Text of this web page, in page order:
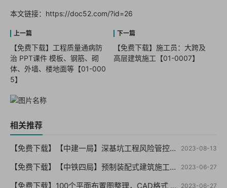
本文链接： https://doc52.com/?id=26
【免费下载】工程质量通病防
治 PPT课件 模板、钢筋、砌
体、外墙、楼地面等【01-000
5】
【免费下载】施工员：大跨及
高层建筑施工【01-0007】
相关推荐
2023-08-13
【免费下载】【中建一局】深基坑工程风险管控要点及典型事故剖析（终版）PPT210页，可编辑！-2021年06月【01-0059】
2023-06-27
【免费下载】【中铁四局】预制装配式建筑施工技术，PPT76页【01-0058】
2023-06-27
【免费下载】100个平面布置图整理，CAD格式 （干货你值得拥有）【01-0057】